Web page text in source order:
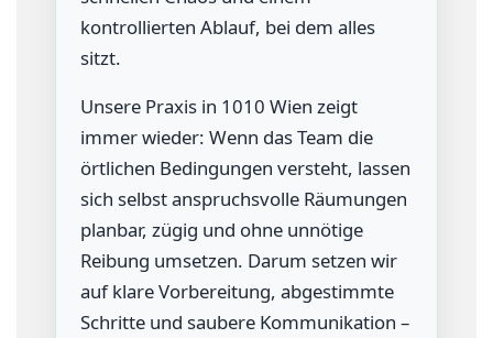
kontrollierten Ablauf, bei dem alles
sitzt.
Unsere Praxis in 1010 Wien zeigt
immer wieder: Wenn das Team die
örtlichen Bedingungen versteht, lassen
sich selbst anspruchsvolle Räumungen
planbar, zügig und ohne unnötige
Reibung umsetzen. Darum setzen wir
auf klare Vorbereitung, abgestimmte
Schritte und saubere Kommunikation –